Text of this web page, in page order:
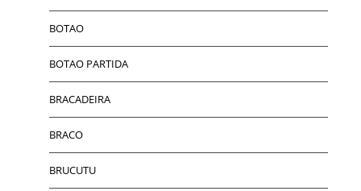
BOTAO
BOTAO PARTIDA
BRACADEIRA
BRACO
BRUCUTU